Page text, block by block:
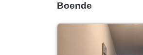
Boende